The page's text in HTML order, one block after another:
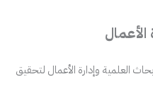
الأعمال
العلمية وإدارة الأعمال لتحقيق